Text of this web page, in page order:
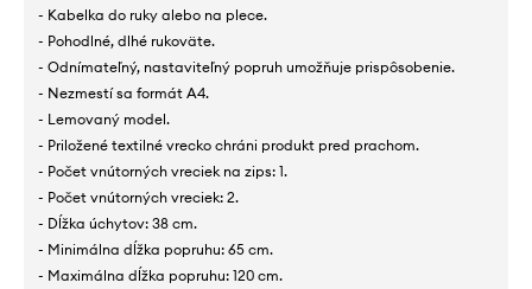
- Kabelka do ruky alebo na plece.
- Pohodlné, dlhé rukoväte.
- Odnímateľný, nastaviteľný popruh umožňuje prispôsobenie.
- Nezmestí sa formát A4.
- Lemovaný model.
- Priložené textilné vrecko chráni produkt pred prachom.
- Počet vnútorných vreciek na zips: 1.
- Počet vnútorných vreciek: 2.
- Dĺžka úchytov: 38 cm.
- Minimálna dĺžka popruhu: 65 cm.
- Maximálna dĺžka popruhu: 120 cm.